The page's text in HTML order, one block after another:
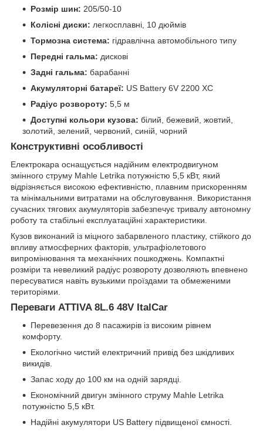
Розмір шин: 205/50-10
Колісні диски: легкосплавні, 10 дюймів
Тормозна система: гідравлічна автомобільного типу
Передні гальма: дискові
Задні гальма: барабанні
Акумуляторні батареї: US Battery 6V 2200 XC
Радіус розвороту: 5,5 м
Доступні кольори кузова: білий, бежевий, жовтий,
золотий, зелений, червоний, синій, чорний
Конструктивні особливості
Електрокара оснащується надійним електродвигуном
змінного струму Mahle Letrika потужністю 5,5 кВт, який
відрізняється високою ефективністю, плавним прискоренням
та мінімальними витратами на обслуговування. Використання
сучасних тягових акумуляторів забезпечує тривалу автономну
роботу та стабільні експлуатаційні характеристики.
Кузов виконаний із міцного забарвленого пластику, стійкого до
впливу атмосферних факторів, ультрафіолетового
випромінювання та механічних пошкоджень. Компактні
розміри та невеликий радіус розвороту дозволяють впевнено
пересуватися навіть вузькими проїздами та обмеженими
територіями.
Переваги ATTIVA 8L.6 48V ItalCar
Перевезення до 8 пасажирів із високим рівнем
комфорту.
Екологічно чистий електричний привід без шкідливих
викидів.
Запас ходу до 100 км на одній зарядці.
Економічний двигун змінного струму Mahle Letrika
потужністю 5,5 кВт.
Надійні акумулятори US Battery підвищеної ємності.